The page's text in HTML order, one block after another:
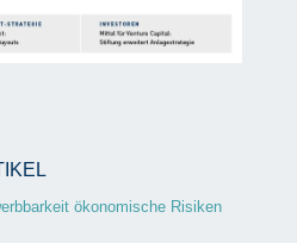
ökonomische Risiken